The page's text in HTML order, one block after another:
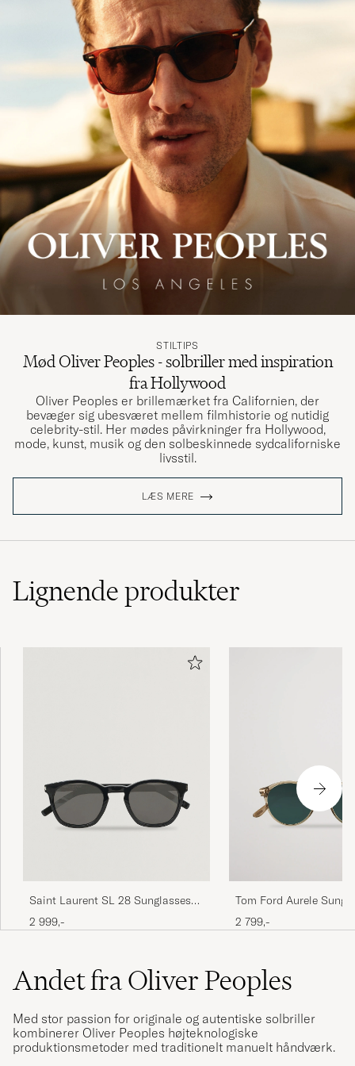
STILTIPS
Mød Oliver Peoples - solbriller med inspiration
fra Hollywood
Oliver Peoples er brillemærket fra Californien, der
bevæger sig ubesværet mellem filmhistorie og nutidig
celebrity-stil. Her mødes påvirkninger fra Hollywood,
mode, kunst, musik og den solbeskinnede sydcaliforniske
livsstil.
LÆS MERE
Lignendeprodukter
Saint Laurent SL 28 Sunglasses
Black
2 999,-
Tom Ford Aurele
Beige/Blue
2 799,-
Andet fra Oliver Peoples
Med stor passion for originale og autentiske solbriller
kombinerer Oliver Peoples højteknologiske
produktionsmetoder med traditionelt manuelt håndværk.